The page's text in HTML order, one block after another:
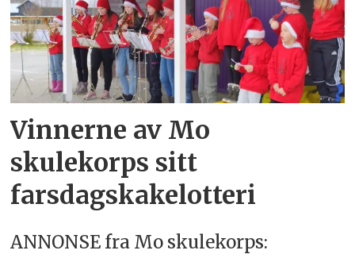
Vinnerne av Mo
skulekorps sitt
farsdagskakelotteri
ANNONSE fra Mo skulekorps: